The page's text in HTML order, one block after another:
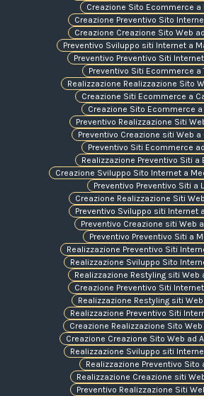
Creazione Sito Ecommerce a
Creazione Preventivo Sito
Creazione Creazione Sito Web
Preventivo Sviluppo siti Internet a
Preventivo Preventivo Siti
Preventivo Siti Ecommerce a
Realizzazione Realizzazione Sito
Creazione Siti Ecommerce a
Creazione Sito Ecommerce
Preventivo Realizzazione Siti
Preventivo Creazione siti Web a
Preventivo Siti Ecommerce
Realizzazione Preventivo Siti a
Creazione Sviluppo Sito Internet a
Preventivo Preventivo Siti a
Creazione Realizzazione Siti
Preventivo Sviluppo siti Internet
Preventivo Creazione siti Web
Preventivo Preventivo Siti a
Realizzazione Preventivo Siti
Realizzazione Sviluppo Sito
Realizzazione Restyling siti Web
Creazione Preventivo Siti
Realizzazione Restyling siti
Realizzazione Preventivo Siti
Creazione Realizzazione Sito
Creazione Creazione Sito Web ad
Realizzazione Sviluppo siti
Realizzazione Preventivo Sito
Realizzazione Creazione siti
Preventivo Realizzazione Siti